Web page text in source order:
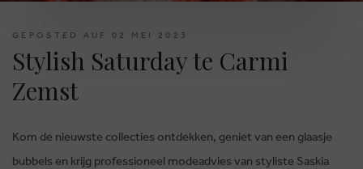
GEPOSTED AUF 02 MEI 2023
Stylish Saturday te Carmi
Zemst
Kom de nieuwste collecties ontdekken, geniet van een glaasje
bubbels en krijg professioneel modeadvies van styliste Saskia